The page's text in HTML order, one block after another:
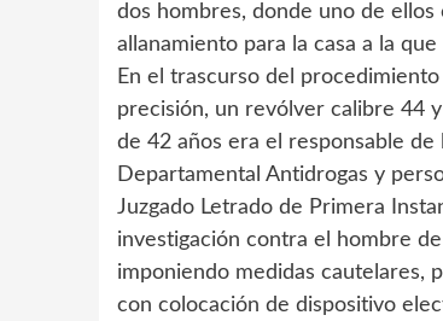
dos hombres, donde uno de
allanamiento para la casa a la
En el trascurso del
precisión, un revólver calibre 44
de 42 años era el responsable de
Departamental Antidrogas y
Juzgado Letrado de Primera
investigación contra el hombre
imponiendo medidas cautelares,
con colocación de dispositivo